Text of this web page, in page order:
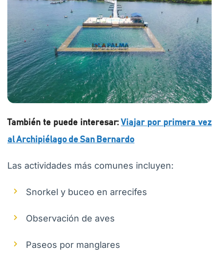
También te puede interesar:Viajar por primera vez
al Archipiélago de San Bernardo
Las actividades más comunes incluyen:
Snorkel y buceo en arrecifes
Observación de aves
Paseos por manglares